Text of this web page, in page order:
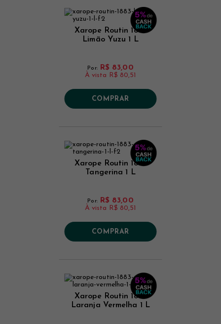
Xarope Routin 1883
Limão Yuzu 1 L
Por: R$ 83,00
À vista R$ 80,51
COMPRAR
Xarope Routin 1883
Tangerina 1 L
Por: R$ 83,00
À vista R$ 80,51
COMPRAR
Xarope Routin 1883
Laranja Vermelha 1 L